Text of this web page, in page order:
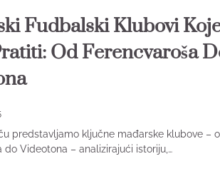
Fudbalski Klubovi
Od Ferencvaroša
predstavljamo ključne mađarske klubove –
do Videotona – analizirajući istoriju,…